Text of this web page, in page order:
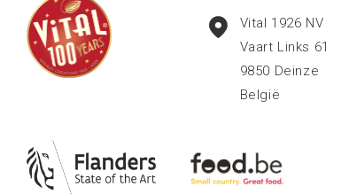
Vital 1926 NV
Vaart Links 61
9850 Deinze
België